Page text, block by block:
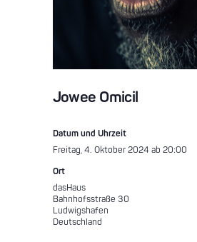
Jowee Omicil
Datum und Uhrzeit
Freitag, 4. Oktober 2024 ab 20:00
Ort
dasHaus
Bahnhofsstraße 30
Ludwigshafen
Deutschland